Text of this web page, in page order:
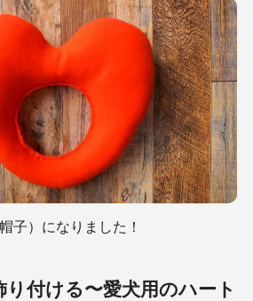
子）になりました！
り付ける〜愛犬用のハート